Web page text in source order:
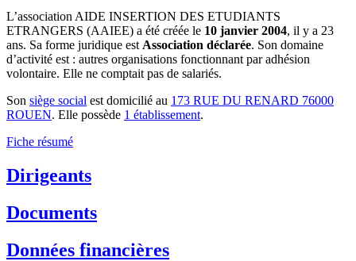
L’association AIDE INSERTION DES ETUDIANTS
ETRANGERS (AAIEE) a été créée le 10 janvier 2004, il y a 23
ans. Sa forme juridique est Association déclarée. Son domaine
d’activité est : autres organisations fonctionnant par adhésion
volontaire. Elle ne comptait pas de salariés.
Son siège social est domicilié au 173 RUE DU RENARD 76000
ROUEN. Elle possède 1 établissement.
Fiche résumé
Dirigeants
Documents
Données financières